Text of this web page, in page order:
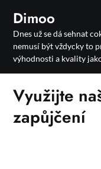
content
Dimoo
Dnes už se dá sehnat
nemusí být vždycky to
výhodnosti a kvality
Využijte
zapůjčení